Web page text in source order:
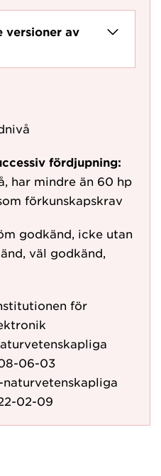
versioner av
fördjupning:
har mindre än 60 hp
förkunskapskrav
godkänd, icke utan
väl godkänd,
för
06-03
naturvetenskapliga
02-09